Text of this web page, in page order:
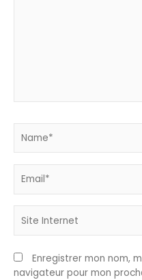
Internet
Enregistrer mon nom,
navigateur pour mon